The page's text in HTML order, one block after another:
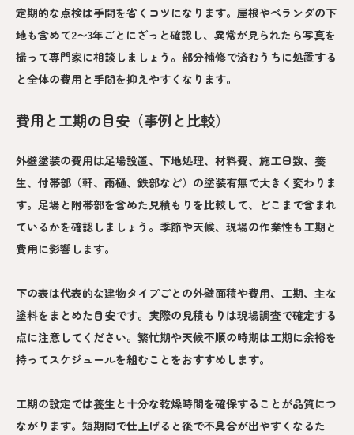
定期的な点検は手間を省くコツになります。屋根やベランダの下
地も含めて2〜3年ごとにざっと確認し、異常が見られたら写真を
撮って専門家に相談しましょう。部分補修で済むうちに処置する
と全体の費用と手間を抑えやすくなります。
費用と工期の目安（事例と比較）
外壁塗装の費用は足場設置、下地処理、材料費、施工日数、養
生、付帯部（軒、雨樋、鉄部など）の塗装有無で大きく変わりま
す。足場と附帯部を含めた見積もりを比較して、どこまで含まれ
ているかを確認しましょう。季節や天候、現場の作業性も工期と
費用に影響します。
下の表は代表的な建物タイプごとの外壁面積や費用、工期、主な
塗料をまとめた目安です。実際の見積もりは現場調査で確定する
点に注意してください。繁忙期や天候不順の時期は工期に余裕を
持ってスケジュールを組むことをおすすめします。
工期の設定では養生と十分な乾燥時間を確保することが品質につ
ながります。短期間で仕上げると後で不具合が出やすくなるた